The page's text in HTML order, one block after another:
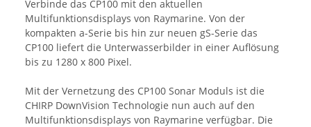
Verbinde das CP100 mit den aktuellen
Multifunktionsdisplays von Raymarine. Von der
kompakten a-Serie bis hin zur neuen gS-Serie das
CP100 liefert die Unterwasserbilder in einer Auflösung
bis zu 1280 x 800 Pixel.
Mit der Vernetzung des CP100 Sonar Moduls ist die
CHIRP DownVision Technologie nun auch auf den
Multifunktionsdisplays von Raymarine verfügbar. Die